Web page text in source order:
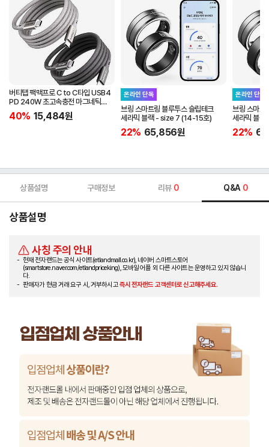
버티탭 팩맥프로 C to C타입 USB4
PD 240W 초고속충전 마그네틱
케이블 1m
40% 15,484원
온라인 단독
브링 스마트링 블루투스 슬립테크
세라믹 블랙 - size 7 (14-15호)
22% 65,856원
온라인 단독
브링 스마트
세라믹 블
22%
상품설명 구매정보 리뷰 0 Q&A 0
상품설명
사칭 주의 안내
현재 전자랜드는 공식 사이트(etlandmall.co.kr), 네이버 스마트스토어
(smartstore.naver.com/etlandpriceking), 모바일 어플 외 다른 사이트는 운영하고 있지 않습니
다.
판매자가 현금 거래 요구 시, 거부하시고즉시 전자랜드 고객센터로 신고해주세요.